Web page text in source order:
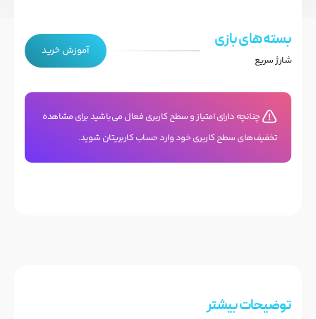
بسته های بازی
شارژ سریع
آموزش خرید
چنانچه دارای امتیاز و سطح کاربری فعال می‌باشید برای مشاهده
تخفیف‌های سطح کاربری خود وارد حساب کاربریتان شوید.
توضیحات بیشتر